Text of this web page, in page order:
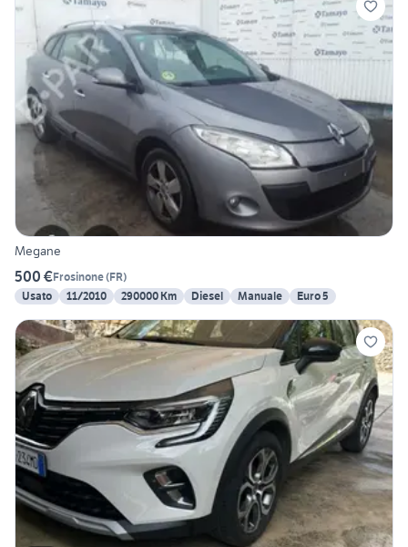
Megane
500 €Frosinone(FR)
Usato
11/2010 290000 Km Diesel Manuale Euro 5